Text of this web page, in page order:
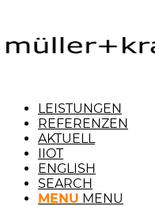
LEISTUNGEN
REFERENZEN
AKTUELL
IIOT
ENGLISH
SEARCH
MENU MENU